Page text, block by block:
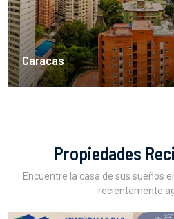
Caracas
Propiedades
Encuentre la casa de sus sueños
recientemente